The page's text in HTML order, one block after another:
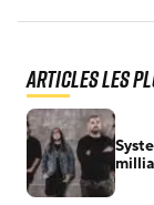
Articles les